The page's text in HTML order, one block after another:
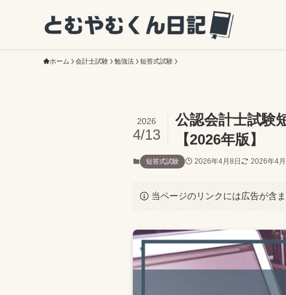
ホーム 会計士試験 勉強法 短答式試験
公認会計士試験
【2026年版】
2026
4/13
短答式試験 2026年4月8日 2026年4
当ページのリンクには広告が含ま